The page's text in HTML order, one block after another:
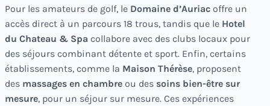
Pour les amateurs de golf, le Domaine d’Auriac offre un
accès direct à un parcours 18 trous, tandis que le Hotel
du Chateau & Spa collabore avec des clubs locaux pour
des séjours combinant détente et sport. Enfin, certains
établissements, comme la Maison Thérèse, proposent
des massages en chambre ou des soins bien-être sur
mesure, pour un séjour sur mesure. Ces expériences